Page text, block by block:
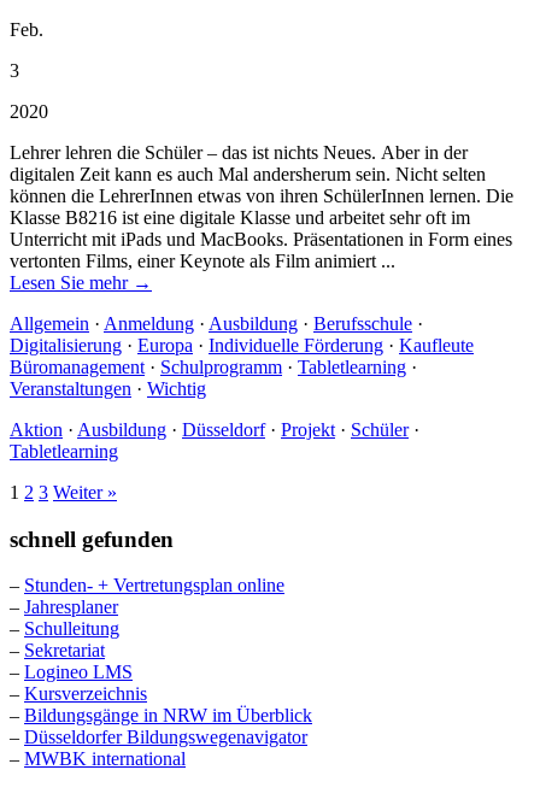
Feb.
3
2020
Lehrer lehren die Schüler – das ist nichts Neues. Aber in der
digitalen Zeit kann es auch Mal andersherum sein. Nicht selten
können die LehrerInnen etwas von ihren SchülerInnen lernen. Die
Klasse B8216 ist eine digitale Klasse und arbeitet sehr oft im
Unterricht mit iPads und MacBooks. Präsentationen in Form eines
vertonten Films, einer Keynote als Film animiert ...
Lesen Sie mehr →
Allgemein · Anmeldung · Ausbildung · Berufsschule ·
Digitalisierung · Europa · Individuelle Förderung · Kaufleute
Büromanagement · Schulprogramm · Tabletlearning ·
Veranstaltungen · Wichtig
Aktion · Ausbildung · Düsseldorf· Projekt · Schüler·
Tabletlearning
1 2 3 Weiter »
schnell gefunden
– Stunden- + Vertretungsplan online
– Jahresplaner
– Schulleitung
– Sekretariat
– Logineo LMS
– Kursverzeichnis
– Bildungsgänge in NRW im Überblick
– Düsseldorfer Bildungswegenavigator
– MWBK international